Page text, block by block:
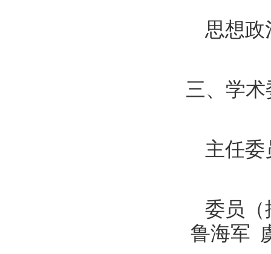
思想
三、学
主任委
委员
鲁海军